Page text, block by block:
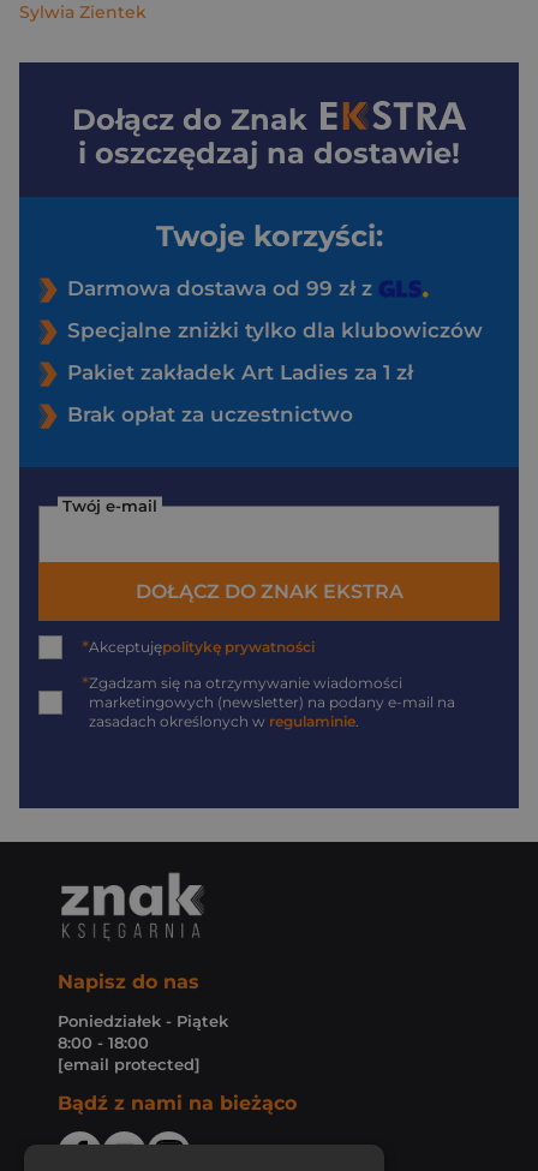
Sylwia Zientek
Dołącz do Znak
i oszczędzaj na dostawie!
Twoje korzyści:
Darmowa dostawa od 99 zł z
Specjalne zniżki tylko dla klubowiczów
Pakiet zakładek Art Ladies za 1 zł
Brak opłat za uczestnictwo
Twój e-mail
DOŁĄCZ DO ZNAK EKSTRA
*Akceptujępolitykę prywatności
*Zgadzam się na otrzymywanie wiadomości
marketingowych (newsletter) na podany e-mail na
zasadach określonych w regulaminie.
Napisz do nas
Poniedziałek - Piątek
8:00 - 18:00
[email protected]
Bądź z nami na bieżąco